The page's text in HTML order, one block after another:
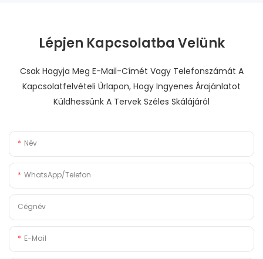
Lépjen Kapcsolatba Velünk
Csak Hagyja Meg E-Mail-Címét Vagy Telefonszámát A
Kapcsolatfelvételi Űrlapon, Hogy Ingyenes Árajánlatot
Küldhessünk A Tervek Széles Skálájáról
Név
WhatsApp/Telefon
Cégnév
E-Mail